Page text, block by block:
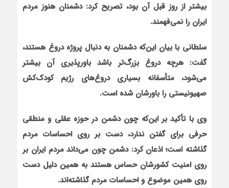
بیشتر از روز قبل آن بود، تصریح کرد: دشمنان هنوز مردم
ایران را نمی‌فهمند.
سلطانی با بیان این‌که دشمنان به دنبال پروژه دروغ هستند،
گفت: هرچه دروغ بزرگ‌تر باشد باورپذیری آن بیشتر
می‌شود، متأسفانه بسیاری دروغ‌های رژیم کودک‌کش
صهیونیستی را باورشان شده است.
وی با تأکید بر این‌که چون دشمن در حوزه عقلی و منطقی
حرفی برای گفتن ندارد، دست بر روی احساسات مردم
گذاشته است؛ اذعان کرد: دشمن چون می‌داند مردم ایران بر
روی امنیت کشورشان حساس هستند به همین دلیل دست
روی همین موضوع و احساسات مردم گذاشته‌اند.